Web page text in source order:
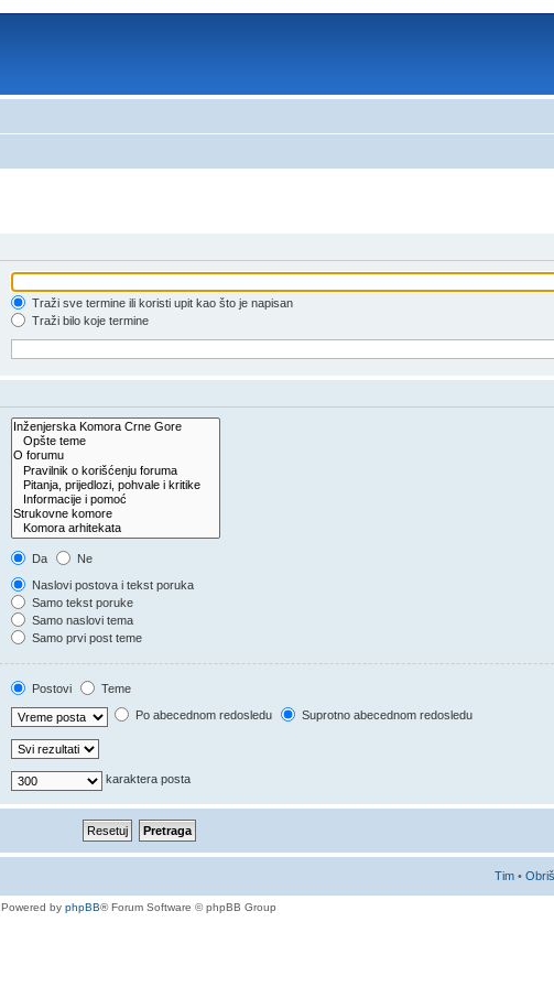
Traži sve termine ili koristi upit kao što je napisan
Traži bilo koje termine
Da
Ne
Naslovi postova i tekst poruka
Samo tekst poruke
Samo naslovi tema
Samo prvi post teme
Postovi
Teme
Po abecednom redosledu Suprotno abecednom redosledu
karaktera posta
Tim •
Powered by phpBB® Forum Software © phpBB Group